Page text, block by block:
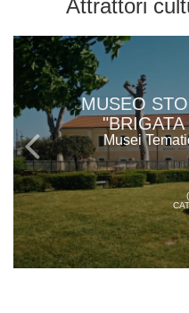
Attrattori
MUSEO
Musei